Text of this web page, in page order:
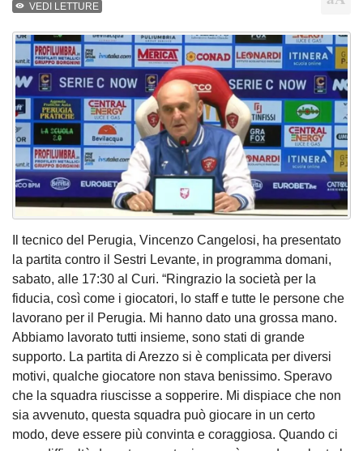
VEDI LETTURE
Il tecnico del Perugia, Vincenzo Cangelosi, ha presentato
la partita contro il Sestri Levante, in programma domani,
sabato, alle 17:30 al Curi. “Ringrazio la società per la
fiducia, così come i giocatori, lo staff e tutte le persone che
lavorano per il Perugia. Mi hanno dato una grossa mano.
Abbiamo lavorato tutti insieme, sono stati di grande
supporto. La partita di Arezzo si è complicata per diversi
motivi, qualche giocatore non stava benissimo. Speravo
che la squadra riuscisse a sopperire. Mi dispiace che non
sia avvenuto, questa squadra può giocare in un certo
modo, deve essere più convinta e coraggiosa. Quando ci